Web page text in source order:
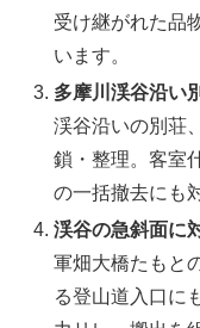
受け継がれた品
います。
多摩川渓谷沿い
渓谷沿いの別荘
鎖・整理。客室
の一括撤去にも
渓谷の急斜面に
軍畑大橋たもと
る登山道入口に